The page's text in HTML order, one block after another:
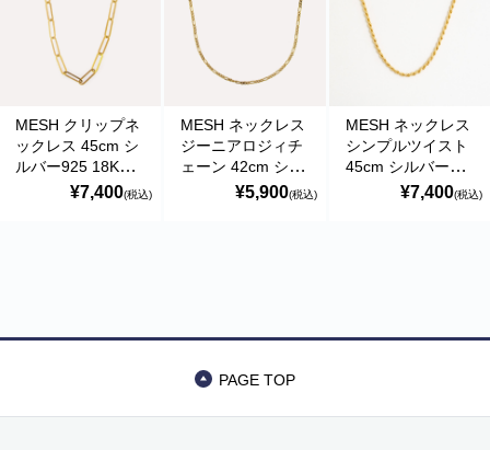
Necklace
MESH クリップネ
ックレス 45cm シ
ルバー925 18Kゴ
ールドコート ポル
¥7,400(税込)
MESH ネックレス
ジーニアロジィチ
ェーン 42cm シル
バー925 18Kゴー
¥5,900(税込)
MESH ネックレス
シンプルツイスト
45cm シルバー
925 18Kゴールド
¥7,400(税込)
季節商品
PAGE TOP